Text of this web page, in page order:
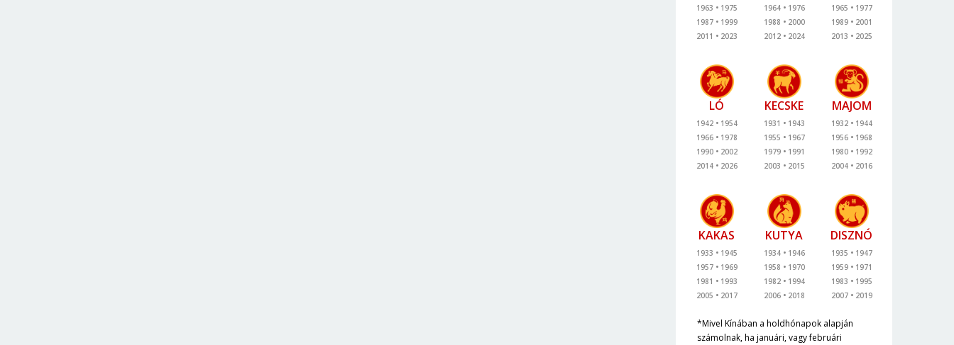
1963
1975
1987
1999
2011
2023
1964
1976
1988
2000
2012
2024
1965
1977
1989
2001
2013
2025
LÓ
1942
1954
1966
1978
1990
2002
2014
2026
KECSKE
1931
1943
1955
1967
1979
1991
2003
2015
MAJOM
1932
1944
1956
1968
1980
1992
2004
2016
KAKAS
1933
1945
1957
1969
1981
1993
2005
2017
KUTYA
1934
1946
1958
1970
1982
1994
2006
2018
DISZNÓ
1935
1947
1959
1971
1983
1995
2007
2019
*Mivel Kínában a holdhónapok alapján
számolnak, ha januári, vagy februári